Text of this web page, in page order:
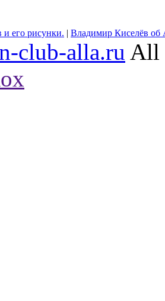
и его рисунки. | Владимир Киселёв об
club-alla.ru All